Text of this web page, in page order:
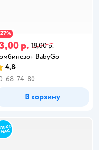
27%
р. 18,00 р.
BabyGo
4,8
68 74 80
В корзину